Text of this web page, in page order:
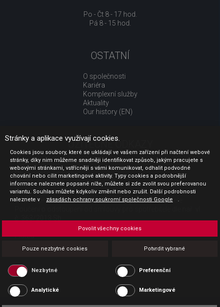
Po - Čt 8 - 17 hod.
Pá 8 - 15 hod.
OSTATNÍ
O společnosti
Kariéra
Komplexní služby
Aktuality
Our history (EN)
UŽITEČNÉ ODKAZY
Jak nakupovat
Obchodní podmínky
GDPR - ochrana osobních údajů
Profil zadavatele
Sdělení před uzavřením kupní smlouvy pro spotřebitele
Platba
Povinná publicita
Stránky a aplikace využívají cookies.
Cookies jsou soubory, které se ukládají ve vašem zařízení při načtení webové
stránky, díky nim můžeme snadněji identifikovat způsob, jakým pracujete s
webovými stránkami, vstřícněji s vámi komunikovat, odhalit podvodné
chování nebo cílit marketingové aktivity. Typy cookies a podrobnější
informace naleznete popsané níže, můžete si zde zvolit svou preferovanou
variantu. Souhlas můžete kdykoliv změnit nebo zrušit. Další podrobnosti
naleznete v
zásadách ochrany soukromí společnosti Google .
Pouze nezbytné cookies Potvrdit vybrané
Povolit všechny cookies
Nezbytné Preferenční
Analytické Marketingové